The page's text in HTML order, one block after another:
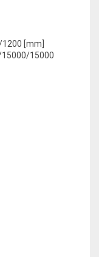
[mm]
15000